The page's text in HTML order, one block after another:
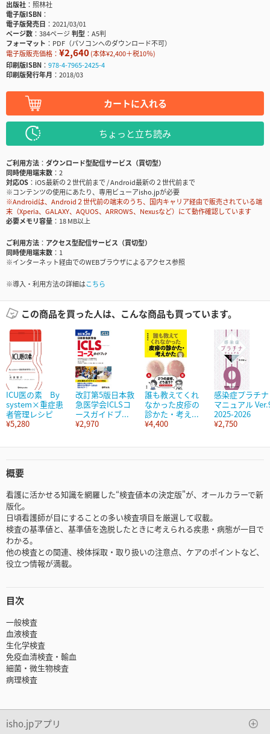
出版社
照林社
電子版ISBN
電子版発売日
2021/03/01
ページ数
384ページ判型
A5判
フォーマット
PDF（パソコンへのダウンロード不可）
電子版販売価格： ¥2,640(本体¥2,400＋税10％)
印刷版ISBN
978-4-7965-2425-4
印刷版発行年月
2018/03
カートに入れる
ちょっと立ち読み
ご利用方法
ダウンロード型配信サービス（買切型）
同時使用端末数
2
対応OS
iOS最新の２世代前まで / Android最新の２世代前まで
※コンテンツの使用にあたり、専用ビューアisho.jpが必要
※Androidは、Android２世代前の端末のうち、国内キャリア経由で販売されている端
末（Xperia、GALAXY、AQUOS、ARROWS、Nexusなど）にて動作確認しています
必要メモリ容量
18 MB以上
ご利用方法
アクセス型配信サービス（買切型）
同時使用端末数
1
※インターネット経由でのWEBブラウザによるアクセス参照
※導入・利用方法の詳細はこちら
この商品を買った人は、こんな商品も買っています。
ICU医の素 By
system×重症患
者管理レシピ
¥5,280
改訂第5版日本救
急医学会ICLSコ
ースガイドブ...
¥2,970
誰も教えてくれ
なかった皮疹の
診かた・考え...
¥4,400
感染症プラチナ
マニュアル
2025-2026
¥2,750
概要
看護に活かせる知識を網羅した“検査値本の決定版"が、オールカラーで新
版化。
日頃看護師が目にすることの多い検査項目を厳選して収載。
検査の基準値と、基準値を逸脱したときに考えられる疾患・病態が一目で
わかる。
他の検査との関連、検体採取・取り扱いの注意点、ケアのポイントなど、
役立つ情報が満載。
目次
一般検査
血液検査
生化学検査
免疫血清検査・輸血
細菌・微生物検査
病理検査
isho.jpアプリ